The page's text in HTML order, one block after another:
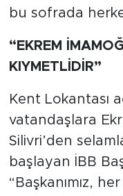
bu sofrada
“EKREM
KIYMETLİDİR”
Kent Lokantası
vatandaşlara
Silivri’den
başlayan İBB
“Başkanımız,